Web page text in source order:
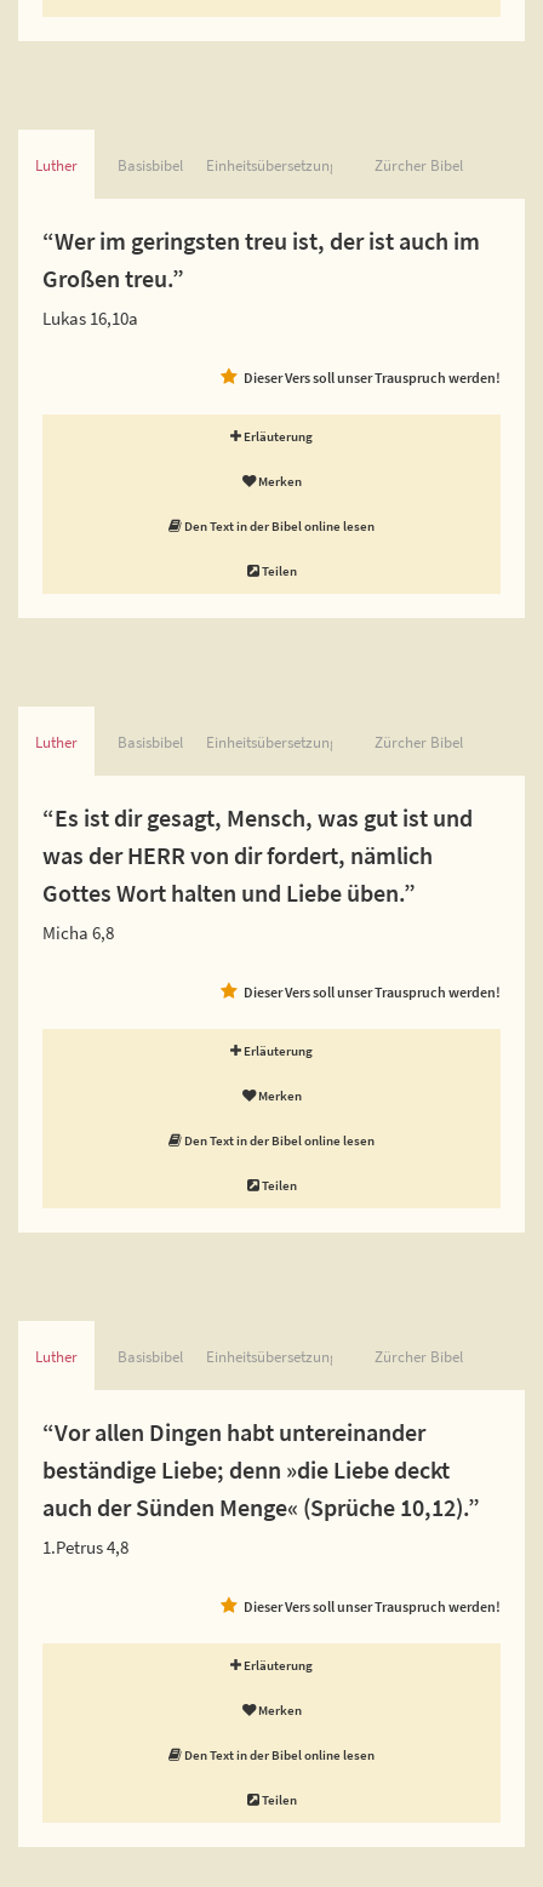
Luther Basisbibel Einheitsübersetzung Zürcher Bibel
“Wer im geringsten treu ist, der ist auch im
Großen treu.”
Lukas 16,10a
Dieser Vers soll unser Trauspruch werden!
Erläuterung
Merken
Den Text in der Bibel online lesen
Teilen
Luther Basisbibel Einheitsübersetzung Zürcher Bibel
“Es ist dir gesagt, Mensch, was gut ist und
was der HERR von dir fordert, nämlich
Gottes Wort halten und Liebe üben.”
Micha 6,8
Dieser Vers soll unser Trauspruch werden!
Erläuterung
Merken
Den Text in der Bibel online lesen
Teilen
Luther Basisbibel Einheitsübersetzung Zürcher Bibel
“Vor allen Dingen habt untereinander
beständige Liebe; denn »die Liebe deckt
auch der Sünden Menge« (Sprüche 10,12).”
1.Petrus 4,8
Dieser Vers soll unser Trauspruch werden!
Erläuterung
Merken
Den Text in der Bibel online lesen
Teilen